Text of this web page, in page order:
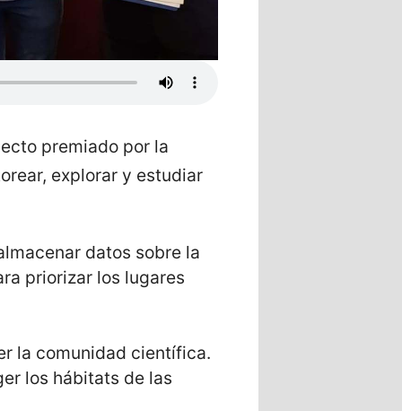
premiado por la
explorar y estudiar
datos sobre la
priorizar los lugares
la comunidad científica.
los hábitats de las